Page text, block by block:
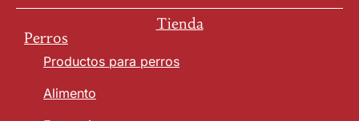
Tienda
Perros
Productos para perros
Alimento